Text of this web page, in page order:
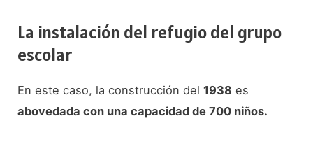
La instalación del refugio del grupo
escolar
En este caso, la construcción del1938 es
abovedada con una capacidad de 700 niños.